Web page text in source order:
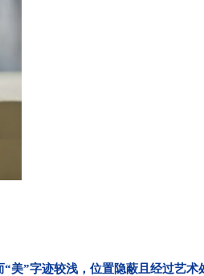
美”字迹较浅，位置隐蔽且经过艺术